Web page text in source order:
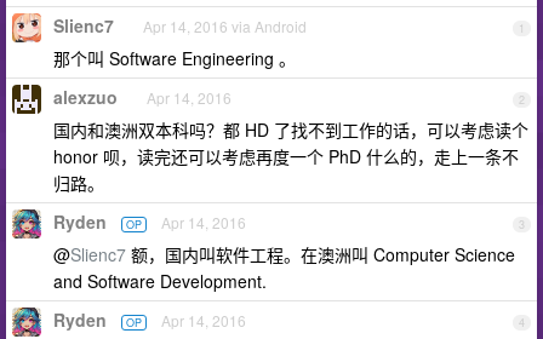
1
Slienc7 Apr 14, 2016 via Android
那个叫 Software Engineering 。
2
alexzuo Apr 14, 2016
国内和澳洲双本科吗？都 HD 了找不到工作的话，可以考虑读个
honor 呗，读完还可以考虑再度一个 PhD 什么的，走上一条不
归路。
3
Ryden OP Apr 14, 2016
@Slienc7 额，国内叫软件工程。在澳洲叫 Computer Science
and Software Development.
4
Ryden OP Apr 14, 2016